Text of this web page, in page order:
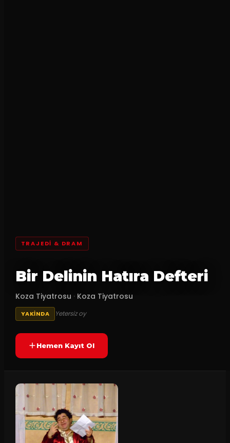
TRAJEDI & DRAM
Bir Delinin Hatıra Defteri
Koza Tiyatrosu · Koza Tiyatrosu
YAKINDA Yetersiz oy
Hemen Kayıt Ol